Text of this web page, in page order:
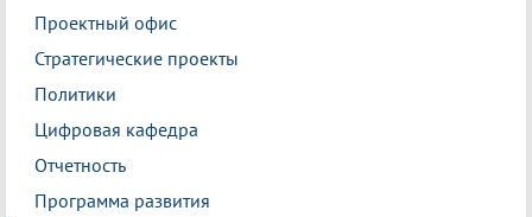
Проектный офис
Стратегические проекты
Политики
Цифровая кафедра
Отчетность
Программа развития